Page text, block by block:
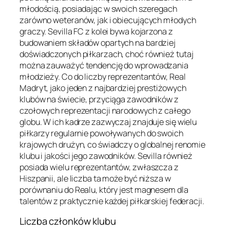
młodością, posiadając w swoich szeregach
zarówno weteranów, jak i obiecujących młodych
graczy. Sevilla FC z kolei bywa kojarzona z
budowaniem składów opartych na bardziej
doświadczonych piłkarzach, choć również tutaj
można zauważyć tendencję do wprowadzania
młodzieży. Co do liczby reprezentantów, Real
Madryt, jako jeden z najbardziej prestiżowych
klubów na świecie, przyciąga zawodników z
czołowych reprezentacji narodowych z całego
globu. W ich kadrze zazwyczaj znajduje się wielu
piłkarzy regularnie powoływanych do swoich
krajowych drużyn, co świadczy o globalnej renomie
klubu i jakości jego zawodników. Sevilla również
posiada wielu reprezentantów, zwłaszcza z
Hiszpanii, ale liczba ta może być niższa w
porównaniu do Realu, który jest magnesem dla
talentów z praktycznie każdej piłkarskiej federacji.
Liczba członków klubu